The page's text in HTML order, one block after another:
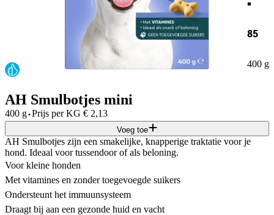
85
400 g
AH Smulbotjes mini
400 g·Prijs per KG € 2,13
Voeg toe
AH Smulbotjes zijn een smakelijke, knapperige traktatie voor je
hond. Ideaal voor tussendoor of als beloning.
Voor kleine honden
Met vitamines en zonder toegevoegde suikers
Ondersteunt het immuunsysteem
Draagt bij aan een gezonde huid en vacht